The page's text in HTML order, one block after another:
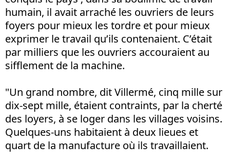
humain, il avait arraché les ouvriers de leurs
foyers pour mieux les tordre et pour mieux
exprimer le travail qu’ils contenaient. C’était
par milliers que les ouvriers accouraient au
sifflement de la machine.
"Un grand nombre, dit Villermé, cinq mille sur
dix-sept mille, étaient contraints, par la cherté
des loyers, à se loger dans les villages voisins.
Quelques-uns habitaient à deux lieues et
quart de la manufacture où ils travaillaient.